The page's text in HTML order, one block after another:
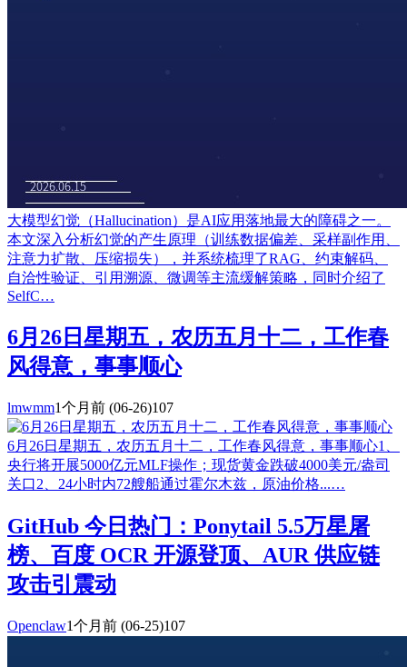
大模型幻觉（Hallucination）是AI应用落地最大的障碍之一。
本文深入分析幻觉的产生原理（训练数据偏差、采样副作用、
注意力扩散、压缩损失），并系统梳理了RAG、约束解码、
自洽性验证、引用溯源、微调等主流缓解策略，同时介绍了
SelfC…
6月26日星期五，农历五月十二，工作春
风得意，事事顺心
lmwmm1个月前 (06-26)107
6月26日星期五，农历五月十二，工作春风得意，事事顺心1、
央行将开展5000亿元MLF操作；现货黄金跌破4000美元/盎司
关口2、24小时内72艘船通过霍尔木兹，原油价格...…
GitHub 今日热门：Ponytail 5.5万星屠
榜、百度 OCR 开源登顶、AUR 供应链
攻击引震动
Openclaw1个月前 (06-25)107